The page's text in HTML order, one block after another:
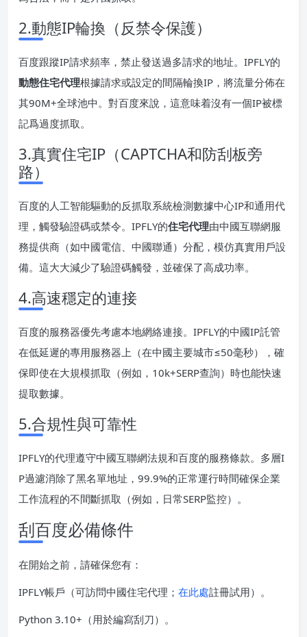
2.動態IP輪換（反禁令保護）
百度跟蹤IP請求頻率，禁止發送過多請求的地址。IPFLY的
動態住宅代理根據請求或設定的間隔輪換IP，將流量分佈在
其90M+全球池中。對百度來說，這意味着沒有一個IP被標
記爲過度抓取。
3.真實住宅IP（CAPTCHA和防刮板旁
路）
百度的人工智能驅動的反抓取系統檢測數據中心IP和通用代
理，觸發驗證碼或禁令。IPFLY的住宅代理由中國互聯網服
務提供商（如中國電信、中國聯通）分配，模仿真實用戶設
備。這大大減少了驗證碼觸發，並確保了高成功率。
4.高速穩定的連接
百度的服務器優先考慮本地網絡連接。IPFLY的中國IP託管
在低延遲的專用服務器上（在中國主要城市≤50毫秒），確
保即使在大規模抓取（例如，10k+SERP查詢）時也能快速
提取數據。
5.合規性與可靠性
IPFLY的代理遵守中國互聯網法規和百度的服務條款。多層I
P過濾消除了黑名單地址，99.9%的正常運行時間確保企業
工作流程的不間斷抓取（例如，日常SERP監控）。
刮百度必備條件
在開始之前，請確保您有：
IPFLY帳戶（可訪問中國住宅代理； 在此處註冊試用）。
Python 3.10+（用於編寫刮刀）。